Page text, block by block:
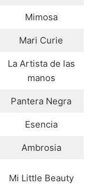
Mimosa
Mari Curie
La Artista de las
manos
Pantera Negra
Esencia
Ambrosia
Mi Little Beauty